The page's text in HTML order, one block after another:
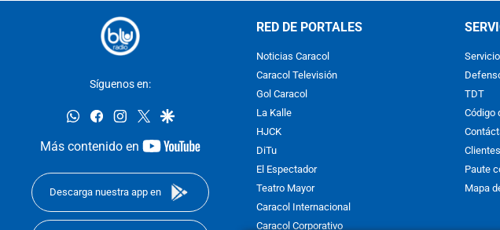
Síguenos en:
whatsappfacebookinstagram
twittergoogle
Más contenido en
youtube-
Descarga nuestra app en
RED DE PORTALES
Noticias Caracol
Caracol Televisión
Gol Caracol
La Kalle
HJCK
DiTu
El Espectador
Teatro Mayor
Caracol Internacional
Caracol Corporativo
TDT
Código
Paute
Mapa